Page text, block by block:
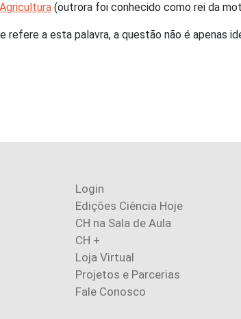
(outrora foi conhecido como rei da
refere a esta palavra, a questão não é
Login
Edições Ciência Hoje
CH na Sala de Aula
CH +
Loja Virtual
Projetos e Parcerias
Fale Conosco